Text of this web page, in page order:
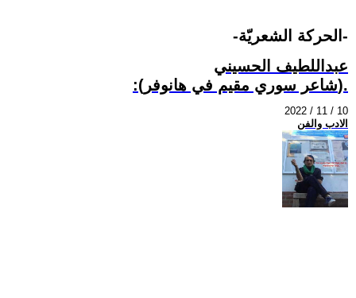
-الحركة الشعريّة-
عبداللطيف الحسيني
:(شاعر سوري مقيم في هانوفر).
2022 / 11 / 10
الادب والفن